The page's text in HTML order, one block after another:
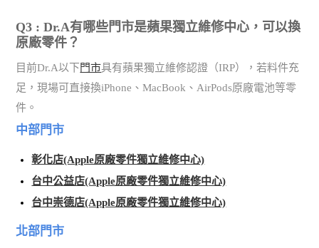
Q3 : Dr.A有哪些門市是蘋果獨立維修中心，可以換
原廠零件？
目前Dr.A以下 門市具有蘋果獨立維修認證（IRP），若料件充
足，現場可直接換iPhone、MacBook、AirPods原廠電池等零
件。
中部門市
彰化店(Apple原廠零件獨立維修中心)
台中公益店(Apple原廠零件獨立維修中心)
台中崇德店(Apple原廠零件獨立維修中心)
北部門市